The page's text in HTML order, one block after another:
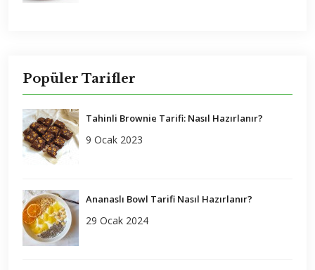
Popüler Tarifler
Tahinli Brownie Tarifi: Nasıl Hazırlanır?
9 Ocak 2023
Ananaslı Bowl Tarifi Nasıl Hazırlanır?
29 Ocak 2024